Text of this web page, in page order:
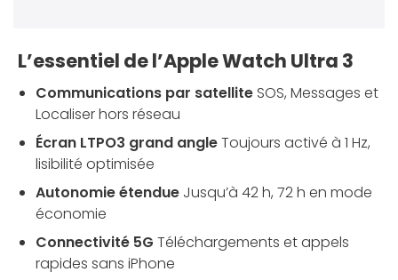
L’essentiel de l’Apple Watch Ultra 3
Communications par satellite SOS, Messages et
Localiser hors réseau
Écran LTPO3 grand angleToujours activé à 1 Hz,
lisibilité optimisée
Autonomie étendue Jusqu’à 42 h, 72 h en mode
économie
Connectivité 5G Téléchargements et appels
rapides sans iPhone